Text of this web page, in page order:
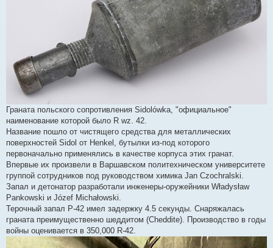
Граната польского сопротивления Sidolówka, "официальное"
наименование которой было R wz. 42.
Название пошло от чистящего средства для металлических
поверхностей Sidol от Henkel, бутылки из-под которого
первоначально применялись в качестве корпуса этих гранат.
Впервые их произвели в Варшавском политехническом университете
группой сотрудников под руководством химика Jan Czochralski.
Запал и детонатор разработали инженеры-оружейники Władysław
Pankowski и Józef Michałowski.
Терочный запал P-42 имел задержку 4.5 секунды. Снаряжалась
граната преимущественно шеддитом (Cheddite). Производство в годы
войны оценивается в 350,000 R-42.